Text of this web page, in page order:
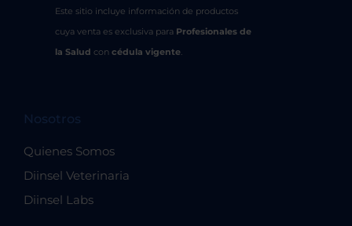
Este sitio incluye información de productos
cuya venta es exclusiva para Profesionales de
la Salud con cédula vigente.
Nosotros
Quienes Somos
Diinsel Veterinaria
Diinsel Labs